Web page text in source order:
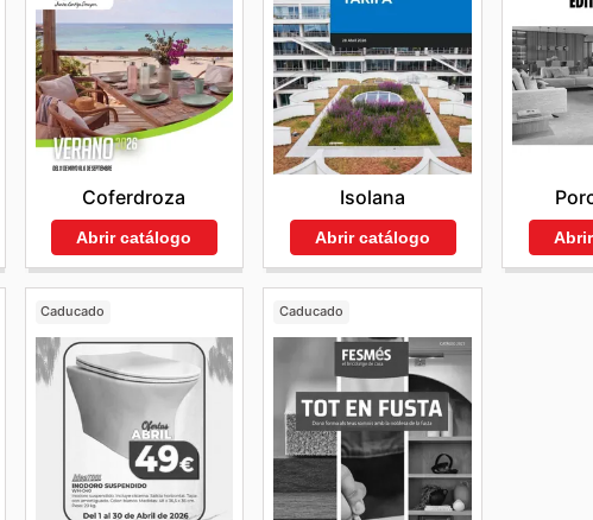
Coferdroza
Abrir catálogo
Isolana
Abrir catálogo
Caducado Caducado